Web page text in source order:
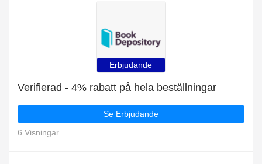
Erbjudande
Verifierad - 4% rabatt på hela beställningar
Se Erbjudande
6 Visningar